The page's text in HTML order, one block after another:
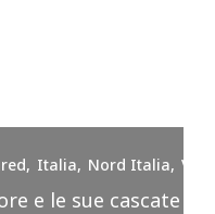
Viaggiare
spettacolari